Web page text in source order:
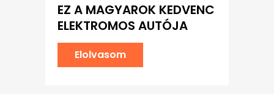
EZ A MAGYAROK KEDVENC
ELEKTROMOS AUTÓJA
Elolvasom